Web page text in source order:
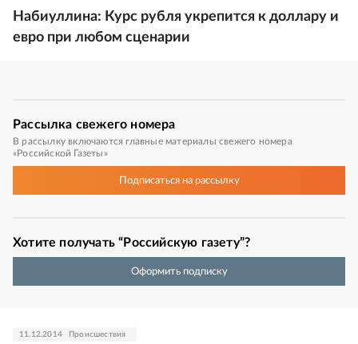
Набиуллина: Курс рубля укрепится к доллару и
евро при любом сценарии
Рассылка свежего номера
В рассылку включаются главные материалы свежего номера
«Российской Газеты»
Подписатьсяна рассылку
Хотите получать “Российскую газету”?
Оформить подписку
11.12.2014 Происшествия